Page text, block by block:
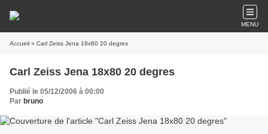
MENU
Accueil » Carl Zeiss Jena 18x80 20 degres
Carl Zeiss Jena 18x80 20 degres
Publié le 05/12/2006 à 00:00
Par bruno